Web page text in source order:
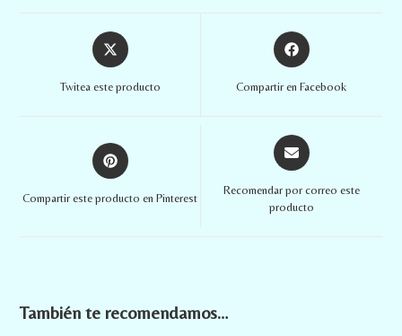
Twitea este producto Compartir en Facebook
Compartir este producto en Pinterest
Recomendar por correo este
producto
También te recomendamos…